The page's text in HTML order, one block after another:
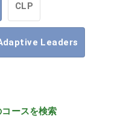
CLP
Leaders
ースを検索